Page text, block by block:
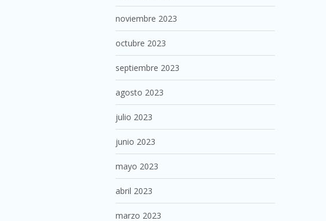
noviembre 2023
octubre 2023
septiembre 2023
agosto 2023
julio 2023
junio 2023
mayo 2023
abril 2023
marzo 2023